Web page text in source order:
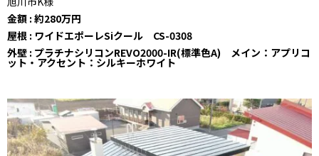
金額 : 約280万円
屋根 : ワイドエポーレSiクール CS-0308
外壁 : プラチナシリコンREVO2000-IR(標準色A) メイン：アプリコ
ット・アクセント：シルキーホワイト